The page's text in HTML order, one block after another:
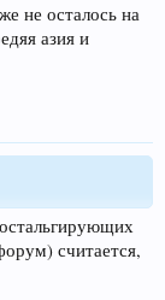
не осталось на
азия и
считается,